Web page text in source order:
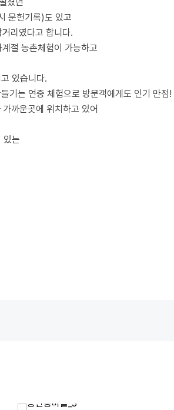
문헌기록)도 있고
리였다고 합니다.
절 농촌체험이 가능하고
있습니다.
기는 연중 체험으로 방문객에게도 인기 만점!
까운곳에 위치하고 있어
있는